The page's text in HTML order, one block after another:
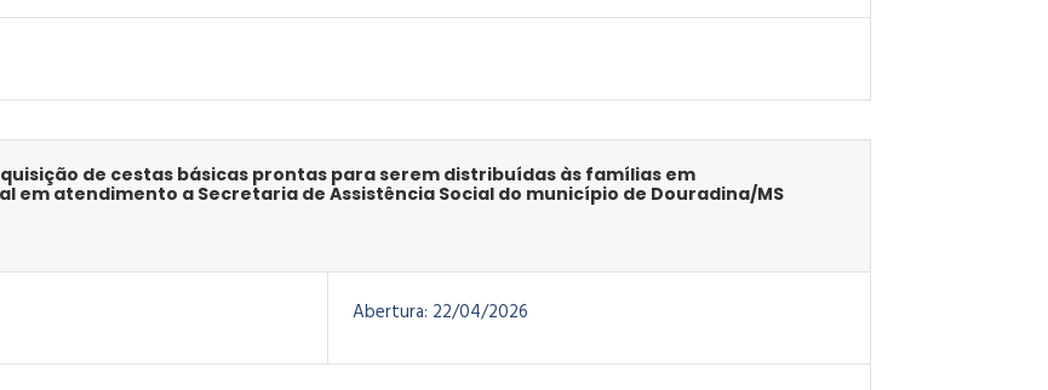
de cestas básicas prontas para serem distribuídas às famílias em
em atendimento a Secretaria de Assistência Social do município de Douradina/MS
Abertura: 22/04/2026